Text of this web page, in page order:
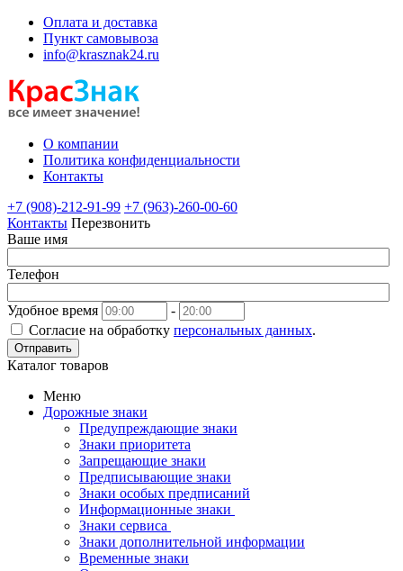
Оплата и доставка
Пункт самовывоза
info@krasznak24.ru
О компании
Политика конфиденциальности
Контакты
+7 (908)-212-91-99 +7 (963)-260-00-60
Контакты Перезвонить
Ваше имя
Телефон
Удобное время
-
Согласие на обработку персональных данных.
Отправить
Каталог товаров
Меню
Дорожные знаки
Предупреждающие знаки
Знаки приоритета
Запрещающие знаки
Предписывающие знаки
Знаки особых предписаний
Информационные знаки
Знаки сервиса
Знаки дополнительной информации
Временные знаки